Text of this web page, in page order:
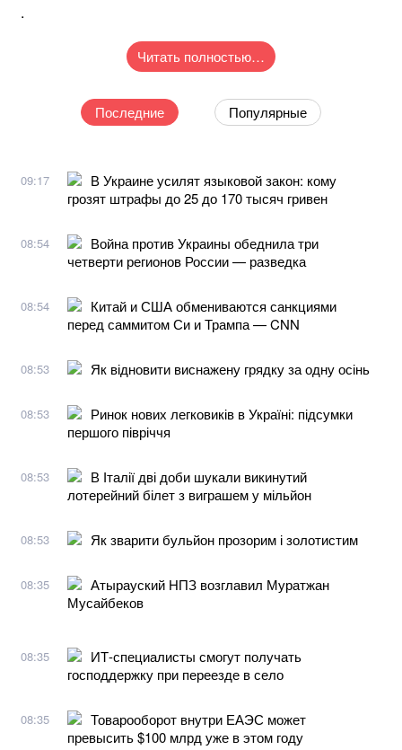
.
Читать полностью…
Последние Популярные
09:17
В Украине усилят языковой закон: кому
грозят штрафы до 25 до 170 тысяч гривен
08:54
Война против Украины обеднила три
четверти регионов России — разведка
08:54
Китай и США обмениваются санкциями
перед саммитом Си и Трампа — CNN
08:53 Як відновити виснажену грядку за одну осінь
08:53
Ринок нових легковиків в Україні: підсумки
першого півріччя
08:53
В Італії дві доби шукали викинутий
лотерейний білет з виграшем у мільйон
08:53 Як зварити бульйон прозорим і золотистим
08:35
Атырауский НПЗ возглавил Муратжан
Мусайбеков
08:35
ИТ-специалисты смогут получать
господдержку при переезде в село
08:35
Товарооборот внутри ЕАЭС может
превысить $100 млрд уже в этом году